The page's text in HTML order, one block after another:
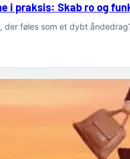
i praksis: Skab ro og
der føles som et dybt